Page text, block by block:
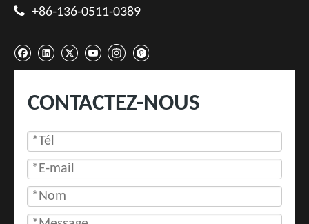
 +86-136-0511-0389
CONTACTEZ-NOUS